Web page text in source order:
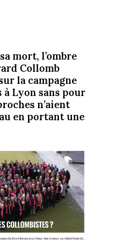
mort, l’ombre
Collomb
la campagne
Lyon sans pour
n’aient
en portant une